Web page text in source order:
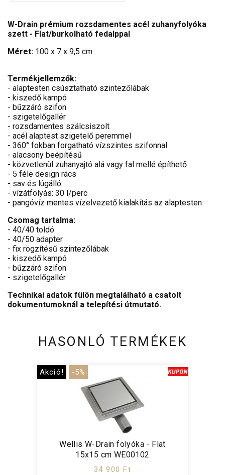
W-Drain prémium rozsdamentes acél zuhanyfolyóka
szett - Flat/burkolható fedalppal
Méret: 100 x 7 x 9,5 cm
Termékjellemzők:
- alaptesten csúsztatható szintezőlábak
- kiszedő kampó
- bűzzáró szifon
- szigetelőgallér
- rozsdamentes szálcsiszolt
- acél alaptest szigetelő peremmel
- 360° fokban forgatható vízszintes szifonnal
- alacsony beépítésű
- közvetlenül zuhanyajtó alá vagy fal mellé építhető
- 5 féle design rács
- sav és lúgálló
- vízátfolyás: 30 l/perc
- pangóvíz mentes vízelvezető kialakítás az alaptesten
Csomag tartalma:
- 40/40 toldó
- 40/50 adapter
- fix rögzítésű szintezőlábak
- kiszedő kampó
- bűzzáró szifon
- szigetelőgallér
Technikai adatok fülön megtalálható a csatolt
dokumentumoknál a telepítési útmutató.
HASONLÓ TERMÉKEK
Akció! -5%
Wellis W-Drain folyóka - Flat
15x15 cm WE00102
34 900 Ft